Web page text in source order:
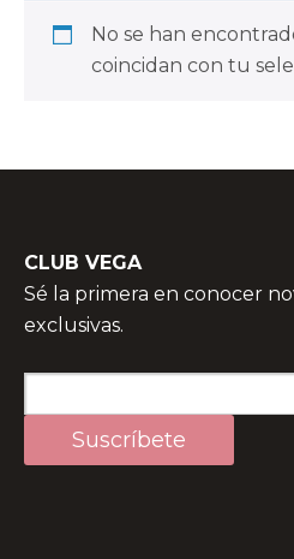
No se han
coincidan con tu
CLUB VEGA
Sé la primera en conocer
exclusivas.